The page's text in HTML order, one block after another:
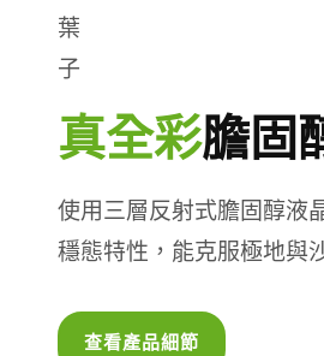
真全彩膽固
使用三層反射式膽固醇液
穩態特性，能克服極地與
查看產品細節